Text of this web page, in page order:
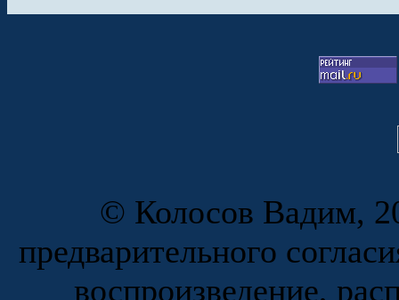
© Колосов Вадим,
предварительного
воспроизведение,